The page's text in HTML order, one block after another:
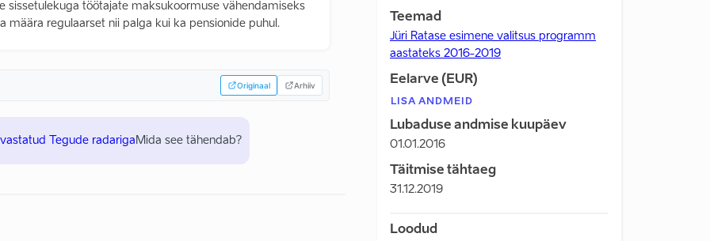
sissetulekuga töötajate maksukoormuse vähendamiseks
määra regulaarset nii palga kui ka pensionide puhul.
Originaal Arhiiv
Tegude radariga Mida see tähendab?
Teemad
Jüri Ratase esimene valitsus programm
aastateks 2016-2019
Eelarve (EUR)
LISA ANDMEID
Lubaduse andmise kuupäev
01.01.2016
Täitmise tähtaeg
31.12.2019
Loodud